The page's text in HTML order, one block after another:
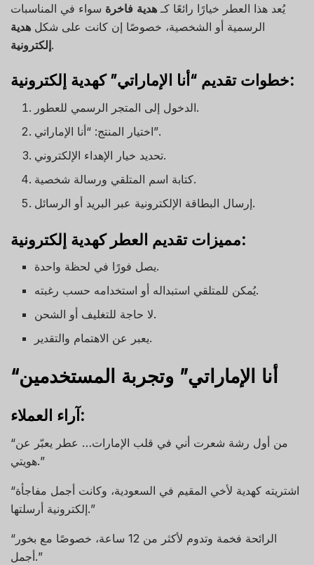
يُعد هذا العطر خيارًا رائعًا كـ هدية فاخرة سواء في المناسبات
الرسمية أو الشخصية، خصوصًا إن كانت على شكل هدية
إلكترونية.
خطوات تقديم “أنا الإماراتي” كهدية إلكترونية:
الدخول إلى المتجر الرسمي للعطور.
اختيار المنتج: “أنا الإماراتي”.
تحديد خيار الإهداء الإلكتروني.
كتابة اسم المتلقي ورسالة شخصية.
إرسال البطاقة الإلكترونية عبر البريد أو الرسائل.
مميزات تقديم العطر كهدية إلكترونية:
يصل فورًا في لحظة واحدة.
يُمكن للمتلقي استبداله أو استخدامه حسب رغبته.
لا حاجة للتغليف أو الشحن.
يعبر عن الاهتمام والتقدير.
“أنا الإماراتي” وتجربة المستخدمين
آراء العملاء:
“من أول رشة شعرت أني في قلب الإمارات… عطر يعبّر عن
هويتي.”
“اشتريته كهدية لأخي المقيم في السعودية، وكانت أجمل مفاجأة
إلكترونية أرسلتها.”
“الرائحة فخمة وتدوم لأكثر من 12 ساعة، خصوصًا مع بخور
أجمل.”